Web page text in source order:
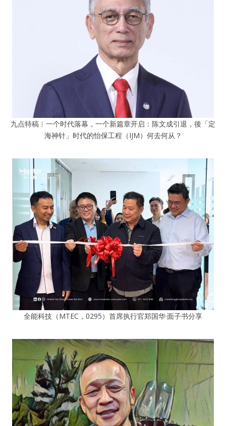
九点特稿︱一个时代落幕，一个新篇章开启：陈文成引退，後「定
海神针」时代的怡保工程（IJM）何去何从？
全能科技（MTEC，0295）首席执行官郑国华·面子书分享